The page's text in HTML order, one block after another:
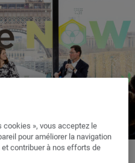
cookies », vous acceptez le
pour améliorer la navigation
contribuer à nos efforts de